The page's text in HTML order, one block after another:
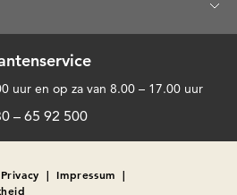
uur en op za van 8.00 – 17.00 uur
– 65 92 500
Privacy | Impressum |